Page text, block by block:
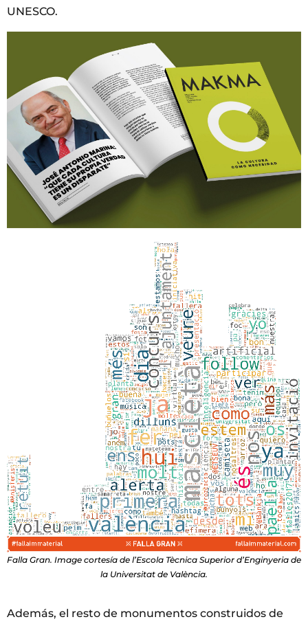
UNESCO.
Falla Gran. Image cortesía de l’Escola Tècnica Superior d’Enginyeria de
la Universitat de València.
Además, el resto de monumentos construidos de